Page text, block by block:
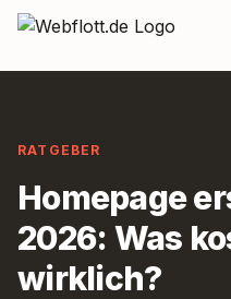
Zum Inhalt springen
Preise
Projekte
Team
RATGEBER
Homepage
2026: Was
wirklich?